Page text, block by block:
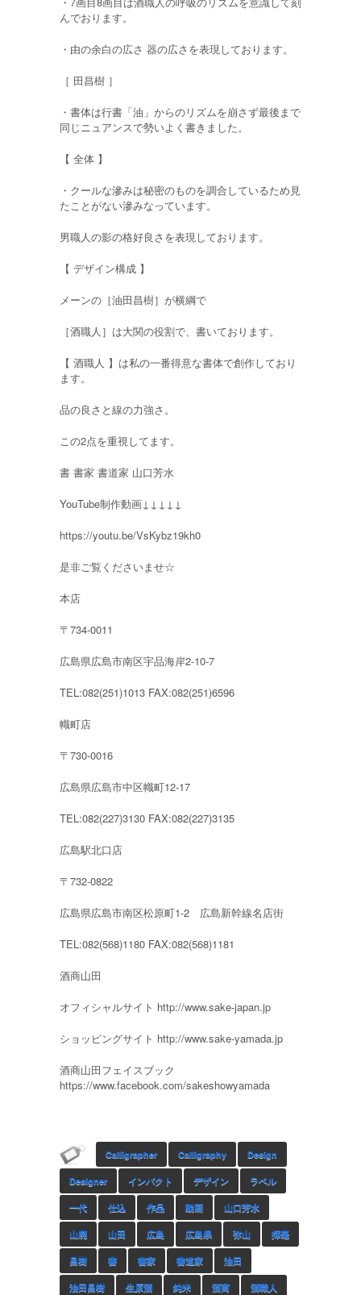
んでおります。
・由の余白の広さ 器の広さを表現しております。
［ 田昌樹 ］
・書体は行書「油」からのリズムを崩さず最後まで
同じニュアンスで勢いよく書きました。
【 全体 】
・クールな滲みは秘密のものを調合しているため見
たことがない滲みなっています。
男職人の影の格好良さを表現しております。
【 デザイン構成 】
メーンの［油田昌樹］が横綱で
［酒職人］は大関の役割で、書いております。
【 酒職人 】は私の一番得意な書体で創作しており
ます。
品の良さと線の力強さ。
この2点を重視してます。
書 書家 書道家 山口芳水
YouTube制作動画↓↓↓↓↓
https://youtu.be/VsKybz19kh0
是非ご覧くださいませ☆
本店
〒734-0011
広島県広島市南区宇品海岸2-10-7
TEL:082(251)1013 FAX:082(251)6596
幟町店
〒730-0016
広島県広島市中区幟町12-17
TEL:082(227)3130 FAX:082(227)3135
広島駅北口店
〒732-0822
広島県広島市南区松原町1-2 広島新幹線名店街
TEL:082(568)1180 FAX:082(568)1181
酒商山田
オフィシャルサイト http://www.sake-japan.jp
ショッピングサイト http://www.sake-yamada.jp
酒商山田フェイスブック
https://www.facebook.com/sakeshowyamada
Calligrapher Calligraphy Design
Designer インパクト デザイン ラベル
一代 仕込 作品 動画 山口芳水
山廃 山田 広島 広島県 弥山 揮毫
昌樹 書 書家 書道家 油田
油田昌樹 生原酒 純米 酒商 酒職人